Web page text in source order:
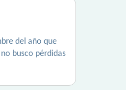
del año que
busco pérdidas